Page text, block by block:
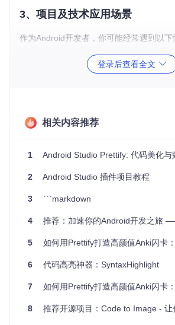
3、项目及技术应用场景
作为Android开发者，你可能经常遇到以下
需要快速查看类之间的关系，但默认的
这时，Android Studio Prettify就能派上用
提供定制化的工作环境，提升开发体验
直观：通过图形展示类关系，便于理解
持续更新：定期更新以适应最新版本的
错过的利器，它将改变你的编码方式，提
登录后查看全文
相关内容推荐
1 Android Studio Prettify: 代码美化与
2 Android Studio 插件项目教程
3 ```markdown
4 推荐：加速你的Android开发之旅 ——
5 如何用Prettify打造高颜值Anki闪卡：3大主题+
6 代码高亮神器：SyntaxHighlight
7 如何用Prettify打造高颜值Anki闪卡：3大极简主题
8 推荐开源项目：Code to Image - 让